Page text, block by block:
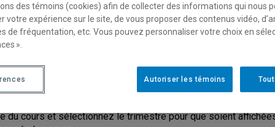
sont les cours offerts
permet de visualiser les cours offerts
du cours et sélectionnez le trimestre pour que soient
des témoins (cookies) afin de collecter des informations qui nous
votre expérience sur le site, de vous proposer des contenus vidéo,
de fréquentation, etc. Vous pouvez personnaliser votre choix en
».
Autoriser les témoins